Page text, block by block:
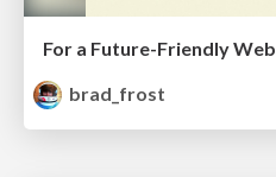
For a Future-Friendly Web
brad_frost